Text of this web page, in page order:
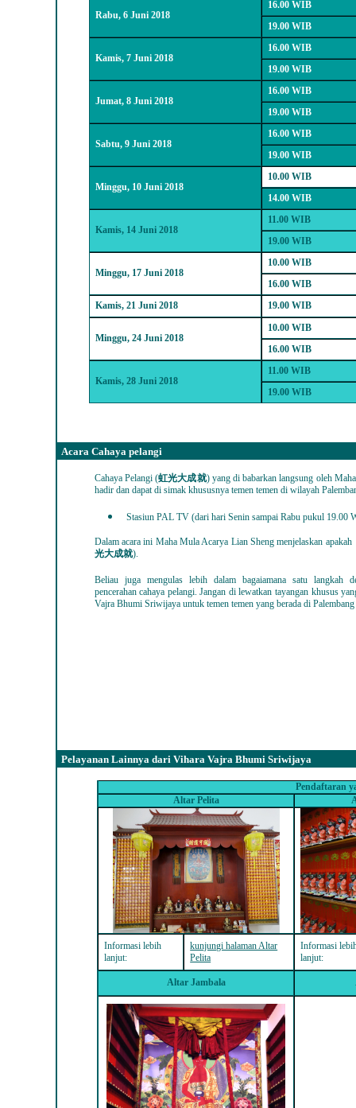
Rabu, 6 Juni 2018
16.00 WIB
19.00 WIB
Kamis, 7 Juni 2018
16.00 WIB
19.00 WIB
Jumat, 8 Juni 2018
16.00 WIB
19.00 WIB
Sabtu, 9 Juni 2018
16.00 WIB
19.00 WIB
Minggu, 10 Juni 2018
10.00 WIB
14.00 WIB
Kamis, 14 Juni 2018
11.00 WIB
19.00 WIB
Minggu, 17 Juni 2018
10.00 WIB
16.00 WIB
Kamis, 21 Juni 2018 19.00 WIB
Minggu, 24 Juni 2018
10.00 WIB
16.00 WIB
Kamis, 28 Juni2018
11.00 WIB
19.00 WIB
Acara Cahaya pelangi
Cahaya Pelangi (虹光大成就) yang di babarkan langsung oleh
hadir dan dapat di simak khususnya temen temen di wilayah
Stasiun PAL TV (dari hari Senin sampai Rabu pukul 19.00
Dalam acara ini Maha Mula Acarya Lian Sheng menjelaskan apakah
光大成就).
Beliau juga mengulas lebih dalam bagaiamana satu langkah
pencerahan cahaya pelangi. Jangan di lewatkan tayangan khusus
Vajra Bhumi Sriwijaya untuk temen temen yang berada di
Pelayanan Lainnya dari Vihara Vajra Bhumi Sriwijaya
Pendaftaran
Altar Pelita
Informasi lebih
lanjut:
kunjungi halaman Altar
Pelita
Informasi
lanjut:
Altar Jambala